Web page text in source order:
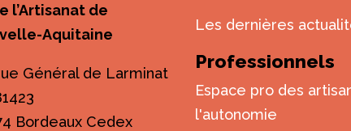
l’Artisanat de
Aquitaine
Général de Larminat
Bordeaux Cedex
Les dernières
Professionnels
Espace pro des
l'autonomie